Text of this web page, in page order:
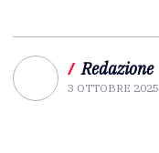
/ Redazione
3 OTTOBRE 2025